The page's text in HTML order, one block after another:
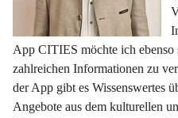
App CITIES möchte ich ebenso
zahlreichen Informationen zu
der App gibt es Wissenswertes
Angebote aus dem kulturellen